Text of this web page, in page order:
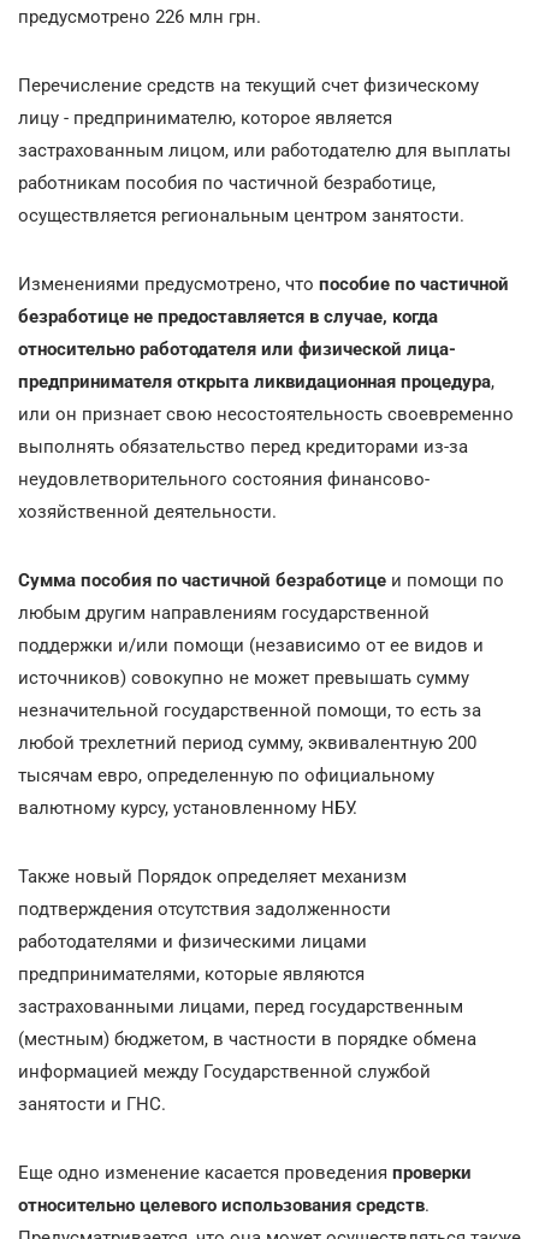
предусмотрено 226 млн грн.
Перечисление средств на текущий счет физическому
лицу - предпринимателю, которое является
застрахованным лицом, или работодателю для выплаты
работникам пособия по частичной безработице,
осуществляется региональным центром занятости.
Изменениями предусмотрено, что пособие по частичной
безработице не предоставляется в случае, когда
относительно работодателя или физической лица-
предпринимателя открыта ликвидационная процедура,
или он признает свою несостоятельность своевременно
выполнять обязательство перед кредиторами из-за
неудовлетворительного состояния финансово-
хозяйственной деятельности.
Сумма пособия по частичной безработице и помощи по
любым другим направлениям государственной
поддержки и/или помощи (независимо от ее видов и
источников) совокупно не может превышать сумму
незначительной государственной помощи, то есть за
любой трехлетний период сумму, эквивалентную 200
тысячам евро, определенную по официальному
валютному курсу, установленному НБУ.
Также новый Порядок определяет механизм
подтверждения отсутствия задолженности
работодателями и физическими лицами
предпринимателями, которые являются
застрахованными лицами, перед государственным
(местным) бюджетом, в частности в порядке обмена
информацией между Государственной службой
занятости и ГНС.
Еще одно изменение касается проведения проверки
относительно целевого использования средств.